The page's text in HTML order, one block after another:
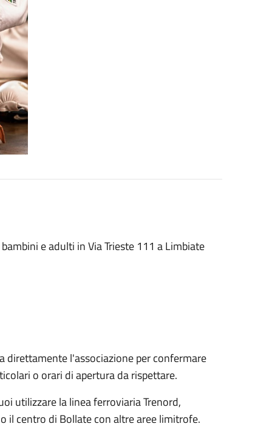
e adulti in Via Trieste 111 a Limbiate
direttamente l'associazione per confermare
o orari di apertura da rispettare.
utilizzare la linea ferroviaria Trenord,
il centro di Bollate con altre aree limitrofe.